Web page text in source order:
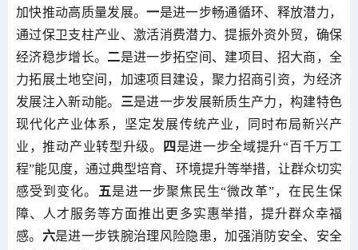
加快推动高质量发展。一是进一步畅通循环、释放潜力，
通过保卫支柱产业、激活消费潜力、提振外资外贸，确保
经济稳步增长。 二是进一步拓空间、建项目、招大商，全
力拓展土地空间，加速项目建设，聚力招商引资，为经济
发展注入新动能。 三是进一步发展新质生产力，构建特色
现代化产业体系，坚定发展传统产业，同时布局新兴产
业，推动产业转型升级。
四 是进一步全域提升“百千万工
程”能见度，通过典型培育、环境提升等举措，让群众切实
感受到变化。
五是进一步聚焦民生“微改革”，在民生保
障、人才服务等方面推出更多实惠举措，提升群众幸福
感。 六是进一步铁腕治理风险隐患，加强消防安全、安全